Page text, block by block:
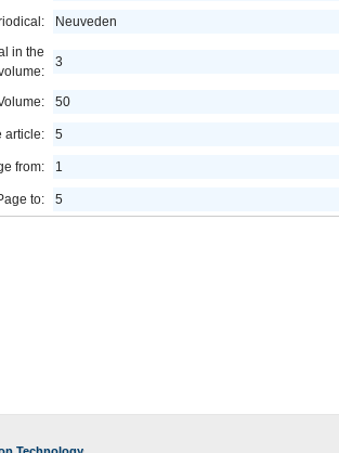
Neuveden
in the
3
50
article: 5
from: 1
to: 5